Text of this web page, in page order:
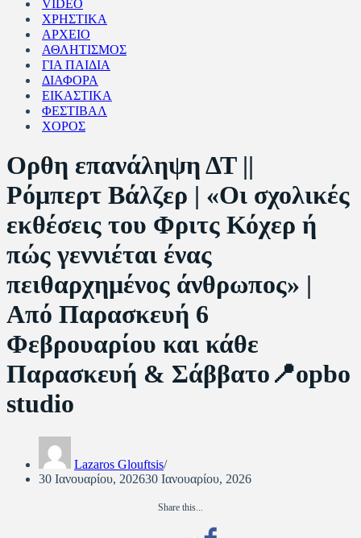
VIDEO
ΧΡΗΣΤΙΚΑ
ΑΡΧΕΙΟ
ΑΘΛΗΤΙΣΜΟΣ
ΓΙΑ ΠΑΙΔΙΑ
ΔΙΑΦΟΡΑ
ΕΙΚΑΣΤΙΚΑ
ΦΕΣΤΙΒΑΛ
ΧΟΡΟΣ
Ορθη επανάληψη ΔΤ ||
Ρόμπερτ Βάλζερ | «Οι σχολικές
εκθέσεις του Φριτς Κόχερ ή
πώς γεννιέται ένας
πειθαρχημένος άνθρωπος» |
Από Παρασκευή 6
Φεβρουαρίου και κάθε
Παρασκευή & Σάββατο📍opbo
studio
Lazaros Glouftsis
30 Ιανουαρίου, 202630 Ιανουαρίου, 2026
Share this...